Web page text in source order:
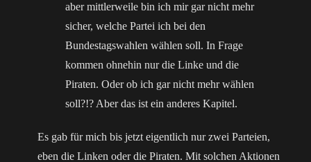
aber mittlerweile bin ich mir gar nicht mehr
sicher, welche Partei ich bei den
Bundestagswahlen wählen soll. In Frage
kommen ohnehin nur die Linke und die
Piraten. Oder ob ich gar nicht mehr wählen
soll?!? Aber das ist ein anderes Kapitel.
Es gab für mich bis jetzt eigentlich nur zwei Parteien,
eben die Linken oder die Piraten. Mit solchen Aktionen